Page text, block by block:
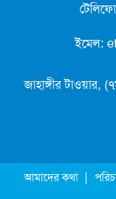
ইমেল:
জাহাঙ্গীর
আমাদের কথা |